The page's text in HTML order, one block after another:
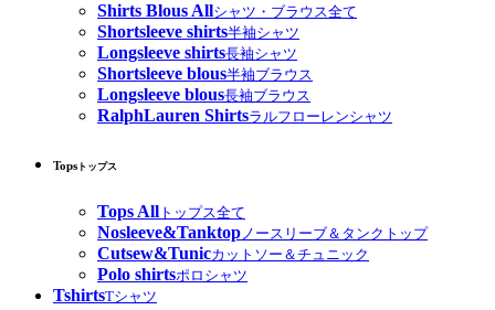
Shirts Blous Allシャツ・ブラウス全て
Shortsleeve shirts半袖シャツ
Longsleeve shirts長袖シャツ
Shortsleeve blous半袖ブラウス
Longsleeve blous長袖ブラウス
RalphLauren Shirtsラルフローレンシャツ
Tops トップス
Tops All トップス全て
Nosleeve&Tanktopノースリーブ＆タンクトップ
Cutsew&Tunicカットソー＆チュニック
Polo shirtsポロシャツ
TshirtsTシャツ